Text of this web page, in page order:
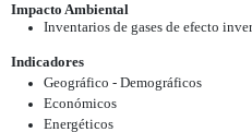
Impacto Ambiental
Inventarios de gases de efecto
Indicadores
Geográfico - Demográficos
Económicos
Energéticos